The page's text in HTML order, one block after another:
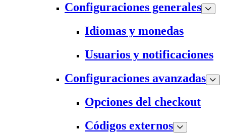
Configuraciones generales
Idiomas y monedas
Usuarios y notificaciones
Configuraciones avanzadas
Opciones del checkout
Códigos externos